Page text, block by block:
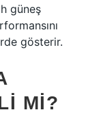
güneş
gösterir.
MI?